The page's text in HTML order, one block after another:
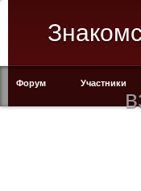
Форум Участники